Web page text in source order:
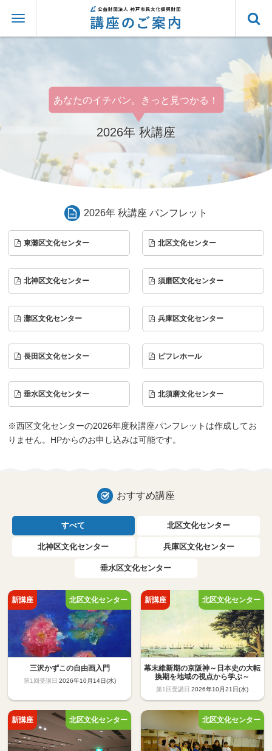
あなたのイチバン。きっと見つかる！
2026年 秋講座
2026年 秋講座 パンフレット
東灘区文化センター 北区文化センター
北神区文化センター 須磨区文化センター
灘区文化センター 兵庫区文化センター
長田区文化センター ピフレホール
垂水区文化センター 北須磨文化センター
※西区文化センターの2026年度秋講座パンフレットは作成してお
りません。HPからのお申し込みは可能です。
おすすめ講座
すべて 北区文化センター
北神区文化センター 兵庫区文化センター
垂水区文化センター
三沢かずこの自由画入門
2026年10月14日(水)
幕末維新期の京阪神～日本史の大転
換期を地域の視点から学ぶ～
2026年10月21日(水)